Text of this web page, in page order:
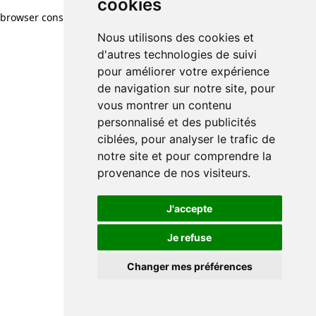
cookies
Nous utilisons des cookies et
d'autres technologies de suivi
pour améliorer votre expérience
de navigation sur notre site, pour
vous montrer un contenu
personnalisé et des publicités
ciblées, pour analyser le trafic de
notre site et pour comprendre la
provenance de nos visiteurs.
J'accepte
Je refuse
Changer mes préférences
cookies
Nous utilisons des cookies et
d'autres technologies de suivi
pour améliorer votre expérience
de navigation sur notre site, pour
vous montrer un contenu
personnalisé et des publicités
ciblées, pour analyser le trafic de
notre site et pour comprendre la
provenance de nos visiteurs.
J'accepte
Je refuse
Changer mes préférences
browser console for more information)